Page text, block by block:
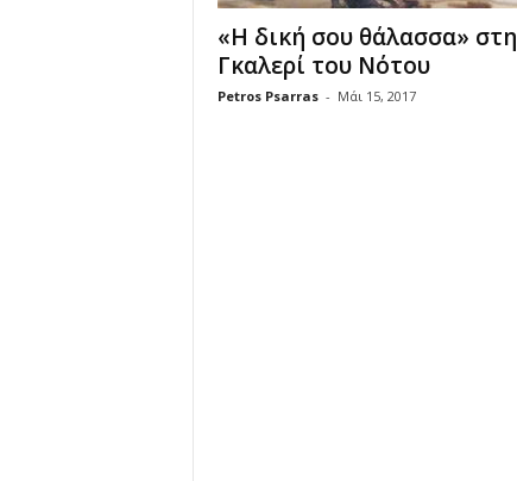
«Η δική σου θάλασσα» στη
Γκαλερί του Νότου
Petros Psarras - Μάι 15, 2017